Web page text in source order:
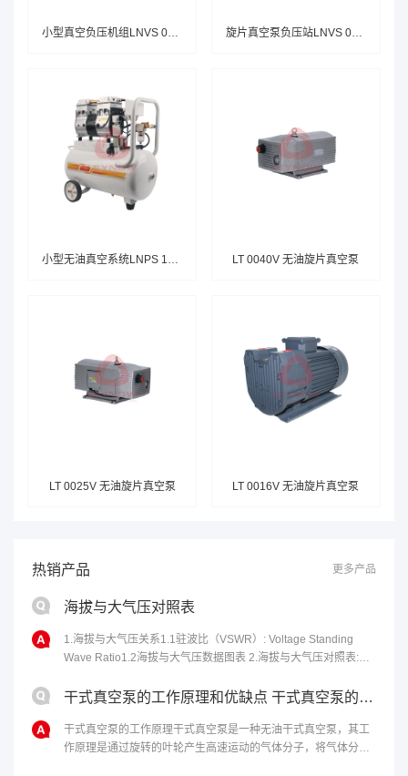
小型真空负压机组LNVS 0020F H201 旋片真空泵负压站LNVS 0020F A130
小型无油真空系统LNPS 1400V A130 LT 0040V 无油旋片真空泵
LT 0025V 无油旋片真空泵 LT 0016V 无油旋片真空泵
热销产品 更多产品
海拔与大气压对照表
1.海拔与大气压关系1.1驻波比（VSWR）: Voltage Standing
Wave Ratio1.2海拔与大气压数据图表 2.海拔与大气压对照表:海
干式真空泵的工作原理和优缺点 干式真空泵的性能特点
干式真空泵的工作原理干式真空泵是一种无油干式真空泵，其工
作原理是通过旋转的叶轮产生高速运动的气体分子，将气体分子